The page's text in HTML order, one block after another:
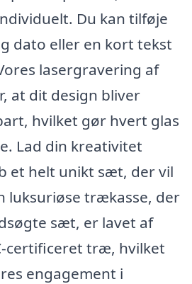
Du kan tilføje
dato eller en kort tekst
lasergravering af
at dit design bliver
hvilket gør hvert glas
Lad din kreativitet
et helt unikt sæt, der vil
luksuriøse trækasse, der
sæt, er lavet af
certificeret træ, hvilket
engagement i